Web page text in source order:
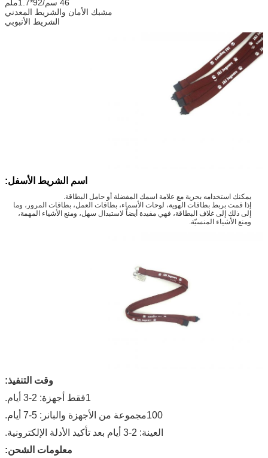
46 سم/92*1.7ملم
مشبك الأمان والشريط المعدني
الشريط الأنبوبي
اسم الشريط الأسفل:
يمكنك استخدامه بحرية مع علامة اسمك المفضلة أو حامل البطاقة.
إذا قمت بربط بطاقات الهوية، لوحات الأسماء، بطاقات العمل، بطاقات المرور، وما
إلى ذلك إلى غلاف البطاقة، فهي مفيدة أيضاً لاستبدال سهل، ومنع الأشياء المهمة،
ومنع الأشياء المنسيّة.
وقت التنفيذ:
1فقط أجهزة: 2-3 أيام.
100مجموعة من الأجهزة والبانر: 5-7 أيام.
العينة: 2-3 أيام بعد تأكيد الأدلة الإلكترونية.
معلومات الشحن: